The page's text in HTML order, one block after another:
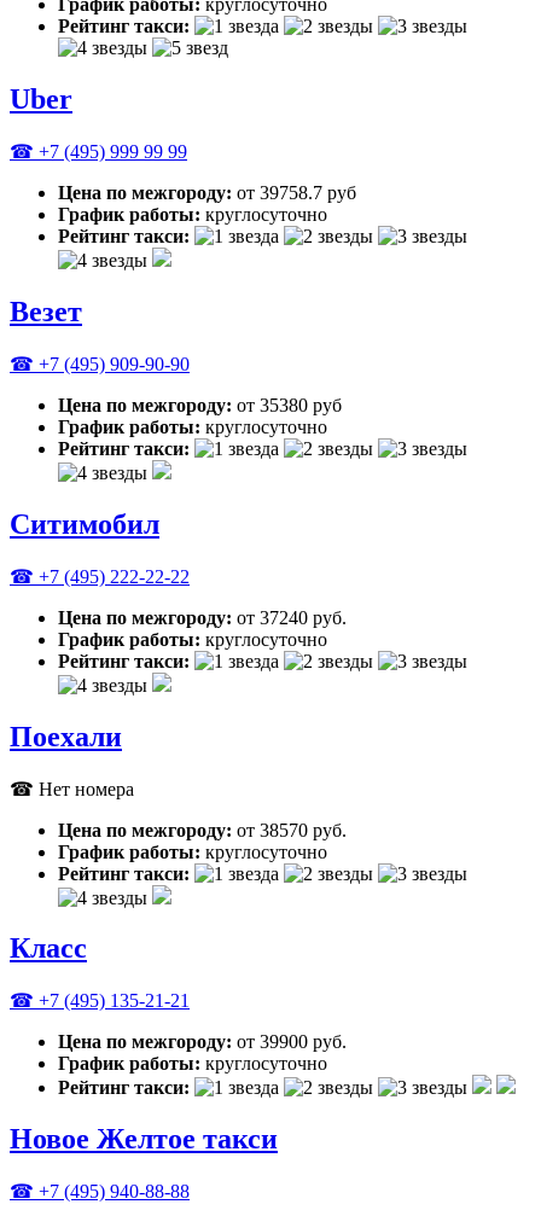
График работы: круглосуточно
Рейтинг такси:
Uber
☎ +7 (495) 999 99 99
Цена по межгороду: от 39758.7 руб
График работы: круглосуточно
Рейтинг такси:
Везет
☎ +7 (495) 909-90-90
Цена по межгороду: от 35380 руб
График работы: круглосуточно
Рейтинг такси:
Ситимобил
☎ +7 (495) 222-22-22
Цена по межгороду: от 37240 руб.
График работы: круглосуточно
Рейтинг такси:
Поехали
☎ Нет номера
Цена по межгороду: от 38570 руб.
График работы: круглосуточно
Рейтинг такси:
Класс
☎ +7 (495) 135-21-21
Цена по межгороду: от 39900 руб.
График работы: круглосуточно
Рейтинг такси:
Новое Желтое такси
☎ +7 (495) 940-88-88